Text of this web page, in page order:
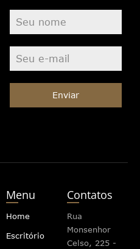
Enviar
Menu
Home
Escritório
Contatos
Rua
Monsenhor
Celso, 225 -